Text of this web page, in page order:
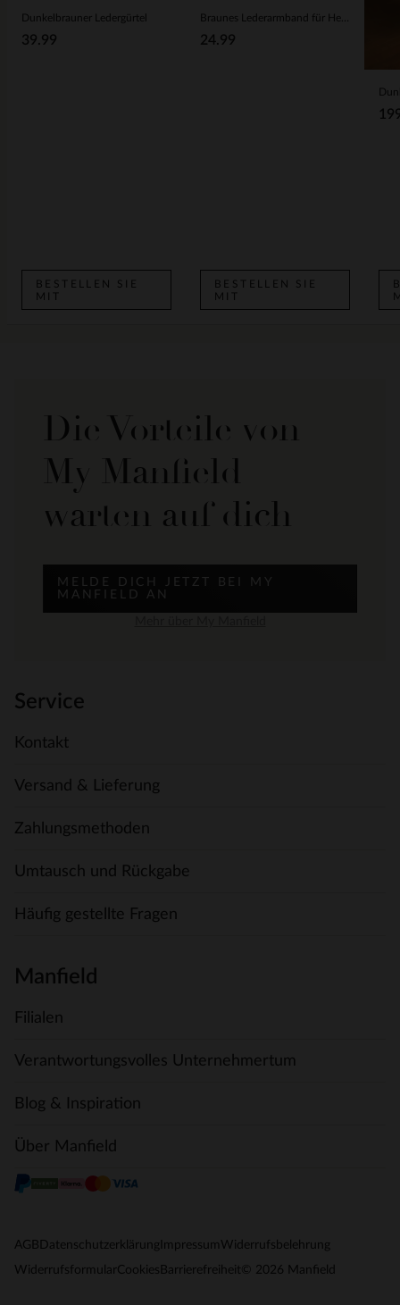
Dunkelbrauner Ledergürtel
39.99
BESTELLEN SIE
MIT
24.99
BESTELLEN SIE
MIT
Die Vorteile von
My Manfield
warten auf dich
MELDE DICH JETZT BEI MY
MANFIELD AN
Service
Kontakt
Versand & Lieferung
Zahlungsmethoden
Umtausch und Rückgabe
Häufig gestellte Fragen
Manfield
Filialen
Verantwortungsvolles Unternehmertum
Blog & Inspiration
Über Manfield
AGB Datenschutzerklärung Impressum Widerrufsbelehrung
WiderrufsformularCookies Barrierefreiheit © 2026 Manfield